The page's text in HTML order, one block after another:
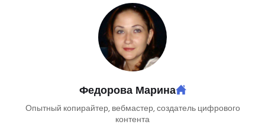
Федорова Марина
Опытный копирайтер, вебмастер, создатель цифрового
контента